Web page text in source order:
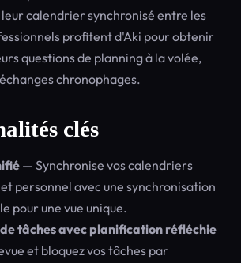
calendrier synchronisé entre les
profitent d'Aki pour obtenir
questions de planning à la volée,
chronophages.
clés
— Synchronise vos calendriers
personnel avec une synchronisation
pour une vue unique.
tâches avec planification réfléchie
et bloquez vos tâches par